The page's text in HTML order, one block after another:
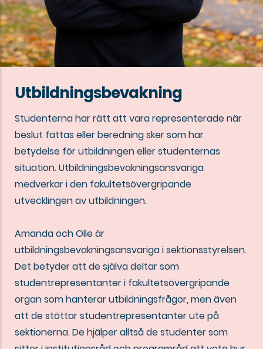
Utbildningsbevakning
Studenterna har rätt att vara representerade när
beslut fattas eller beredning sker som har
betydelse för utbildningen eller studenternas
situation. Utbildningsbevakningsansvariga
medverkar i den fakultetsövergripande
utvecklingen av utbildningen.
Amanda och Olle är
utbildningsbevakningsansvariga i sektionsstyrelsen.
Det betyder att de själva deltar som
studentrepresentanter i fakultetsövergripande
organ som hanterar utbildningsfrågor, men även
att de stöttar studentrepresentanter ute på
sektionerna. De hjälper alltså de studenter som